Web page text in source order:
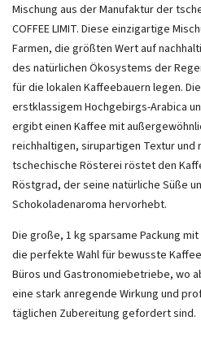
Mischung aus der Manufaktur der
COFFEE LIMIT. Diese einzigartige
Farmen, die größten Wert auf
des natürlichen Ökosystems der
für die lokalen Kaffeebauern legen.
erstklassigem Hochgebirgs-Arabica
ergibt einen Kaffee mit
reichhaltigen, sirupartigen Textur und
tschechische Rösterei röstet den
Röstgrad, der seine natürliche Süße
Schokoladenaroma hervorhebt.
Die große, 1 kg sparsame Packung
die perfekte Wahl für bewusste
Büros und Gastronomiebetriebe, wo
eine stark anregende Wirkung und
täglichen Zubereitung gefordert sind.